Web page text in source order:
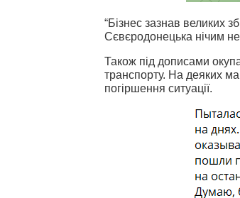
“Бізнес зазнав великих
Сєвєродонецька нічим
Також під дописами
транспорту. На деяких
погіршення ситуації.